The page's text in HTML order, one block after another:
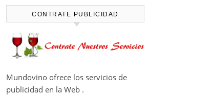
HARMONY COLLECTION
CONTRATE PUBLICIDAD
Mundovino ofrece los servicios de
publicidad en la Web .